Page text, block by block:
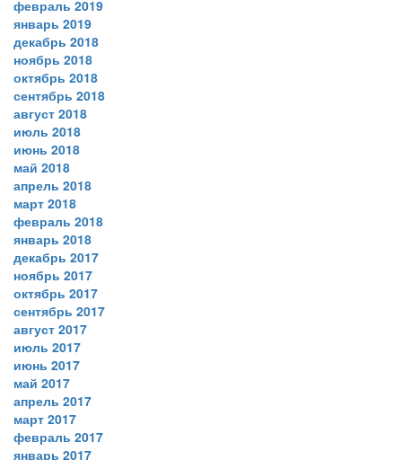
февраль 2019
январь 2019
декабрь 2018
ноябрь 2018
октябрь 2018
сентябрь 2018
август 2018
июль 2018
июнь 2018
май 2018
апрель 2018
март 2018
февраль 2018
январь 2018
декабрь 2017
ноябрь 2017
октябрь 2017
сентябрь 2017
август 2017
июль 2017
июнь 2017
май 2017
апрель 2017
март 2017
февраль 2017
январь 2017